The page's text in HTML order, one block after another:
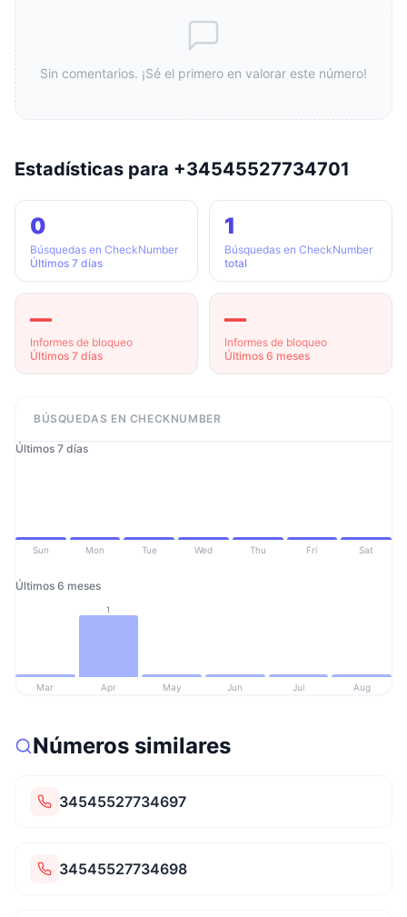
Sin comentarios. ¡Sé el primero en valorar este número!
Estadísticas para +34545527734701
0
Búsquedas en CheckNumber
Últimos 7 días
1
Búsquedas en CheckNumber
total
—
Informes de bloqueo
Últimos 7 días
—
Informes de bloqueo
Últimos 6 meses
BÚSQUEDAS EN CHECKNUMBER
Últimos 7 días
Sun Mon Tue Wed Thu Fri Sat
Últimos 6 meses
1
Mar Apr May Jun Jul Aug
Números similares
34545527734697
34545527734698